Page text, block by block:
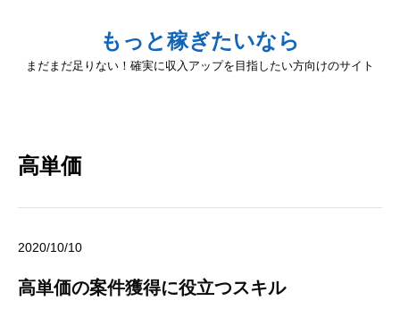
もっと稼ぎたいなら
まだまだ足りない！確実に収入アップを目指したい方向けのサイト
高単価
2020/10/10
高単価の案件獲得に役立つスキル